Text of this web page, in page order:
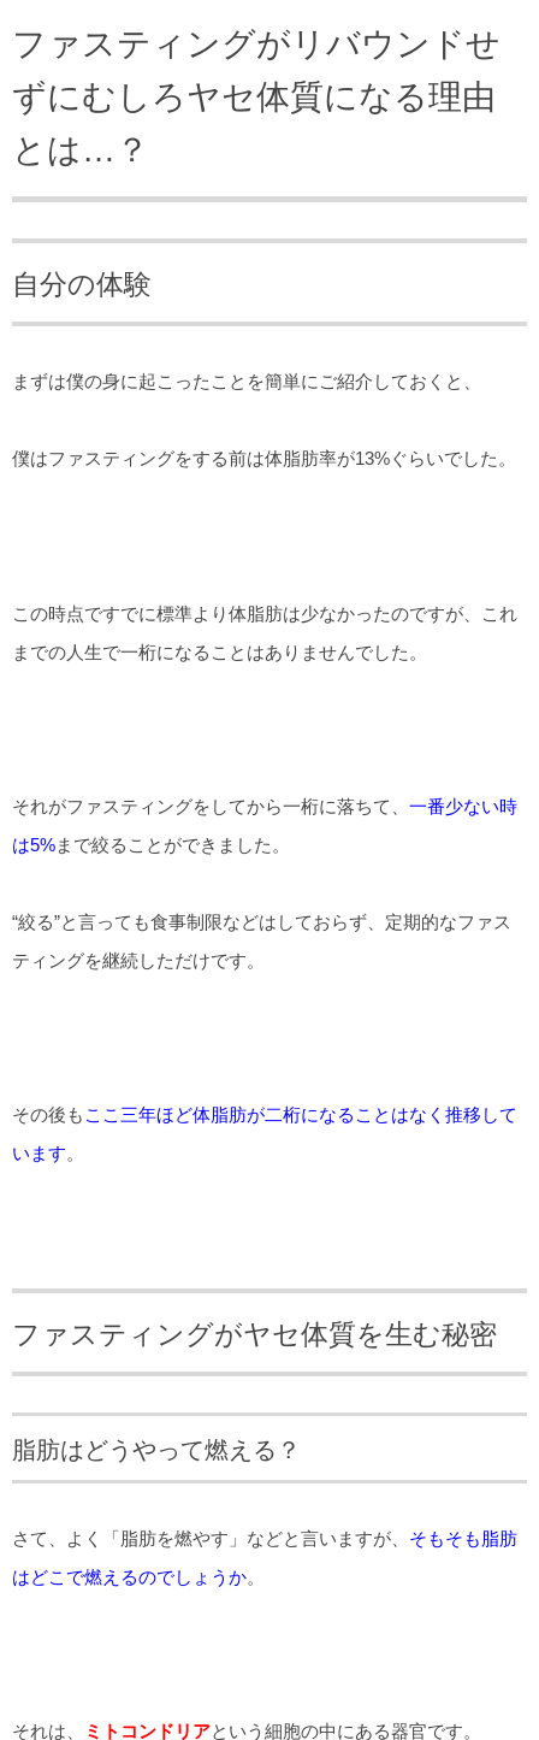
ファスティングがリバウンドせ
ずにむしろヤセ体質になる理由
とは…？
自分の体験
まずは僕の身に起こったことを簡単にご紹介しておくと、
僕はファスティングをする前は体脂肪率が13%ぐらいでした。
この時点ですでに標準より体脂肪は少なかったのですが、これ
までの人生で一桁になることはありませんでした。
それがファスティングをしてから一桁に落ちて、 一番少ない時
は5%まで絞ることができました。
“絞る”と言っても食事制限などはしておらず、定期的なファス
ティングを継続しただけです。
その後も ここ三年ほど体脂肪が二桁になることはなく推移して
います。
ファスティングがヤセ体質を生む秘密
脂肪はどうやって燃える？
さて、よく「脂肪を燃やす」などと言いますが、 そもそも脂肪
はどこで燃えるのでしょうか。
それは、 ミトコンドリアという細胞の中にある器官です。